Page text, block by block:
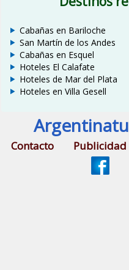
Cabañas en Bariloche
San Martín de los Andes
Cabañas en Esquel
Hoteles El Calafate
Hoteles de Mar del Plata
Hoteles en Villa Gesell
Contacto Publicidad